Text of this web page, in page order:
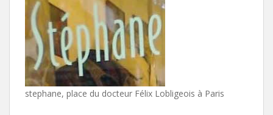
stephane, place du docteur Félix Lobligeois à Paris